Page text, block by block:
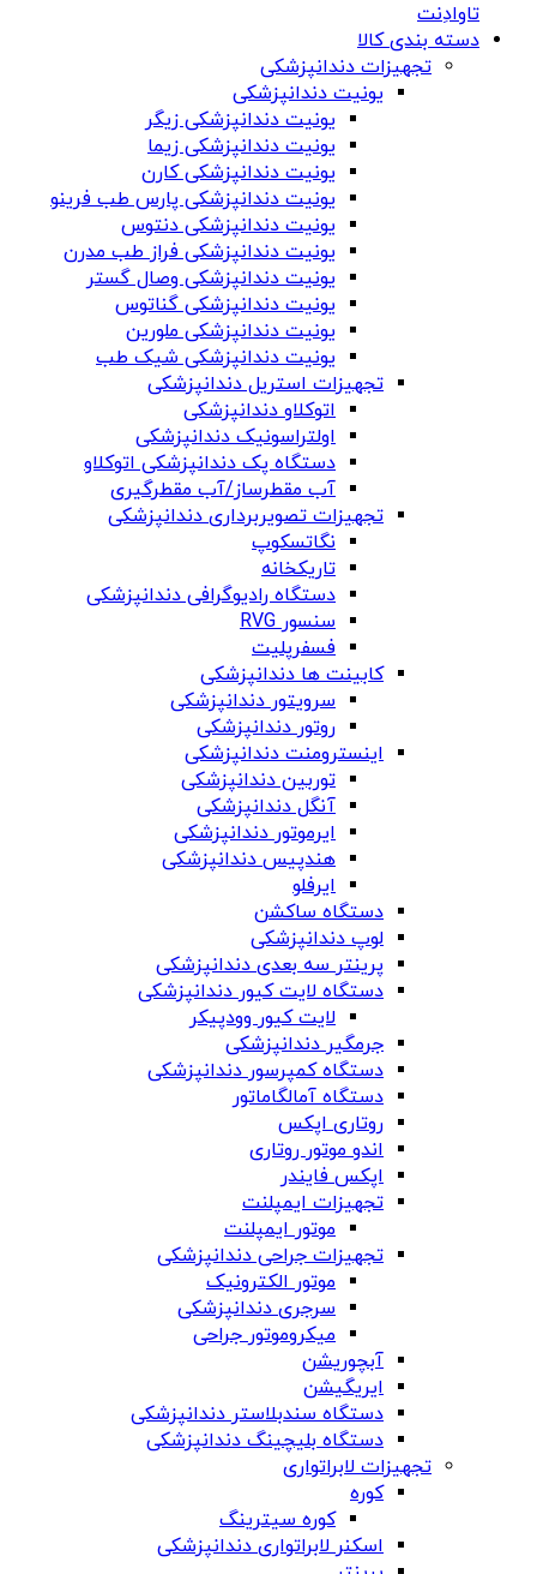
تاوادِنت
دسته بندی کالا
تجهیزات دندانپزشکی
یونیت دندانپزشکی
یونیت دندانپزشکی زیگر
یونیت دندانپزشکی زیما
یونیت دندانپزشکی کارن
یونیت دندانپزشکی پارس طب فرینو
یونیت دندانپزشکی دنتوس
یونیت دندانپزشکی فراز طب مدرن
یونیت دندانپزشکی وصال گستر
یونیت دندانپزشکی گناتوس
یونیت دندانپزشکی ملورین
یونیت دندانپزشکی شیک طب
تجهیزات استریل دندانپزشکی
اتوکلاو دندانپزشکی
اولتراسونیک دندانپزشکی
دستگاه پک دندانپزشکی اتوکلاو
آب مقطرساز/آب مقطرگیری
تجهیزات تصویربرداری دندانپزشکی
نگاتسکوپ
تاریکخانه
دستگاه‌ رادیوگرافی دندانپزشکی
سنسور RVG
فسفرپلیت
کابینت ها دندانپزشکی
سرویتور دندانپزشکی
روتور دندانپزشکی
اینسترومنت دندانپزشکی
توربین دندانپزشکی
آنگل دندانپزشکی
ایرموتور دندانپزشکی
هندپیس دندانپزشکی
ایرفلو
دستگاه ساکشن
لوپ دندانپزشکی
پرینتر سه بعدی دندانپزشکی
دستگاه لایت کیور دندانپزشکی
لایت کیور وودپیکر
جرمگیر دندانپزشکی
دستگاه کمپرسور دندانپزشکی
دستگاه آمالگاماتور
روتاری اپکس
اندو موتور روتاری
اپکس فایندر
تجهیزات ایمپلنت
موتور ایمپلنت
تجهیزات جراحی دندانپزشکی
موتور الکترونیک
سرجری دندانپزشکی
میکروموتور جراحی
آبچوریشن
ایریگیشن
دستگاه سندبلاستر دندانپزشکی
دستگاه بلیچینگ دندانپزشکی
تجهیزات لابراتواری
کوره
کوره سیترینگ
اسکنر لابراتواری دندانپزشکی